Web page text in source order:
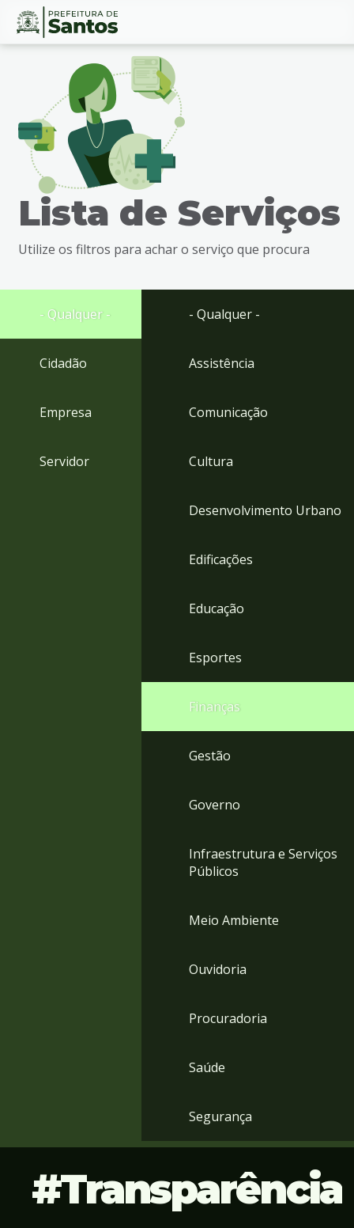
Ir
busca
Ir
rodapé
Conteúdo
Lista de Serviços
Utilize os filtros para achar o serviço que procura
- Qualquer -
Cidadão
Empresa
Servidor
- Qualquer -
Assistência
Comunicação
Cultura
Desenvolvimento Urbano
Edificações
Educação
Esportes
Finanças
Gestão
Governo
Infraestrutura e Serviços
Públicos
Meio Ambiente
Ouvidoria
Procuradoria
Saúde
Segurança
Transparência